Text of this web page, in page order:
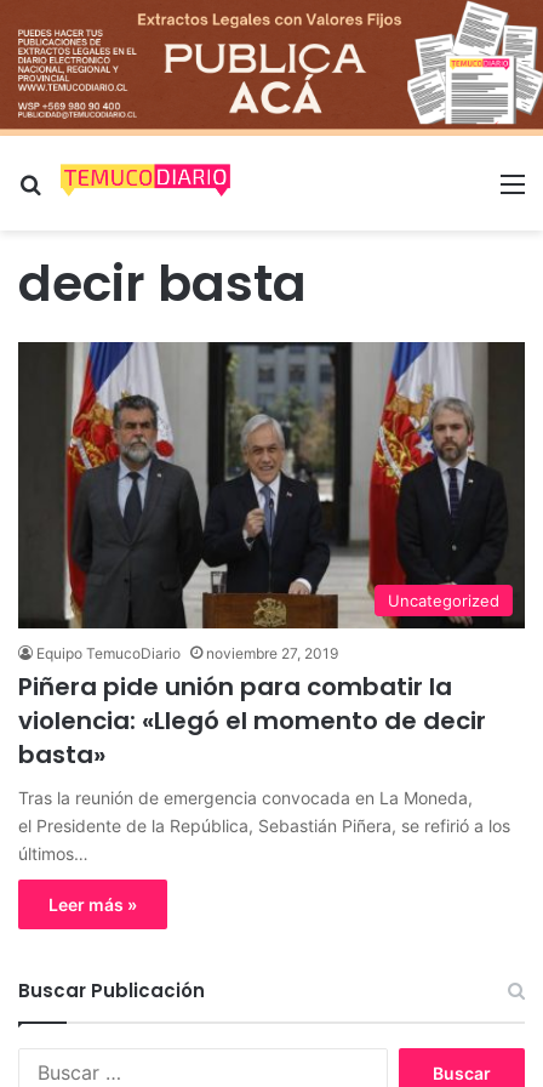
Buscar por
decir basta
Uncategorized
Equipo TemucoDiario noviembre 27, 2019
Piñera pide unión para combatir la
violencia: «Llegó el momento de decir
basta»
Tras la reunión de emergencia convocada en La Moneda,
el Presidente de la República, Sebastián Piñera, se refirió a los
últimos…
Leer más »
Buscar Publicación